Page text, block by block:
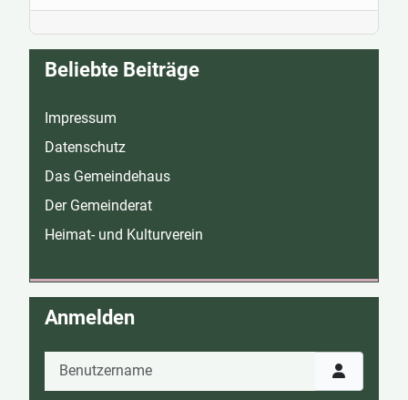
Beliebte Beiträge
Impressum
Datenschutz
Das Gemeindehaus
Der Gemeinderat
Heimat- und Kulturverein
Anmelden
Benutzername